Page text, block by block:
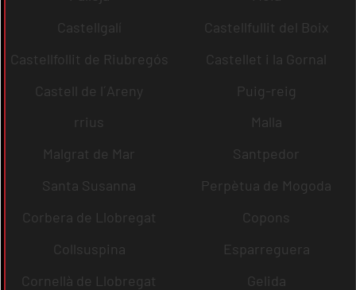
Castellgalí
Castellfullit del Boix
Castellfollit de Riubregós
Castellet i la Gornal
Castell de l´Areny
Puig-reig
rrius
Malla
Malgrat de Mar
Santpedor
Santa Susanna
Perpètua de Mogoda
Corbera de Llobregat
Copons
Collsuspina
Esparreguera
Cornellà de Llobregat
Gelida